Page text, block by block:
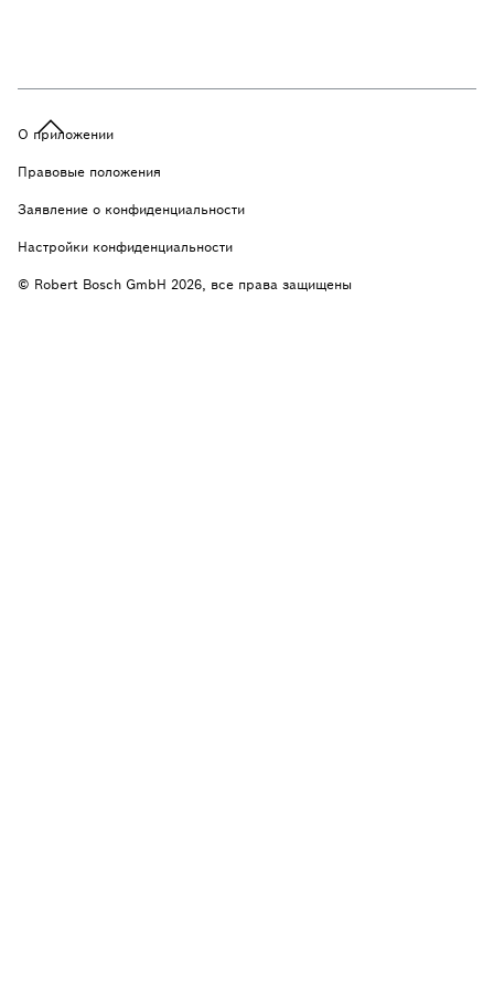
О приложении
Правовые положения
Заявление о конфиденциальности
Настройки конфиденциальности
© Robert Bosch GmbH 2026, все права защищены